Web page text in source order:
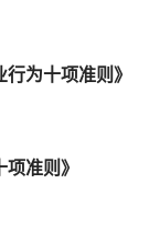
为十项准则》
准则》